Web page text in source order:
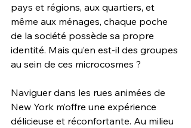
pays et régions, aux quartiers, et
même aux ménages, chaque poche
de la société possède sa propre
identité. Mais qu’en est-il des groupes
au sein de ces microcosmes ?
Naviguer dans les rues animées de
New York m’offre une expérience
délicieuse et réconfortante. Au milieu